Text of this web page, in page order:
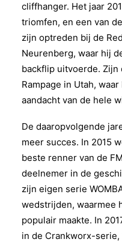
cliffhanger. Het jaar
triomfen, en een van
zijn optreden bij de
Neurenberg, waar hij
backflip uitvoerde. Zijn
Rampage in Utah,
aandacht van de hele
De daaropvolgende
meer succes. In 2015
beste renner van de
deelnemer in de
zijn eigen serie
wedstrijden, waarmee
populair maakte. In
in de Crankworx-